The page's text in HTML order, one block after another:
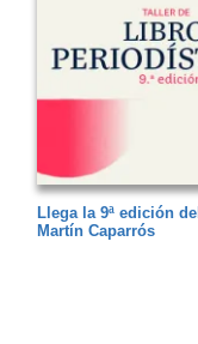
Llega la 9ª edición
Martín Caparrós